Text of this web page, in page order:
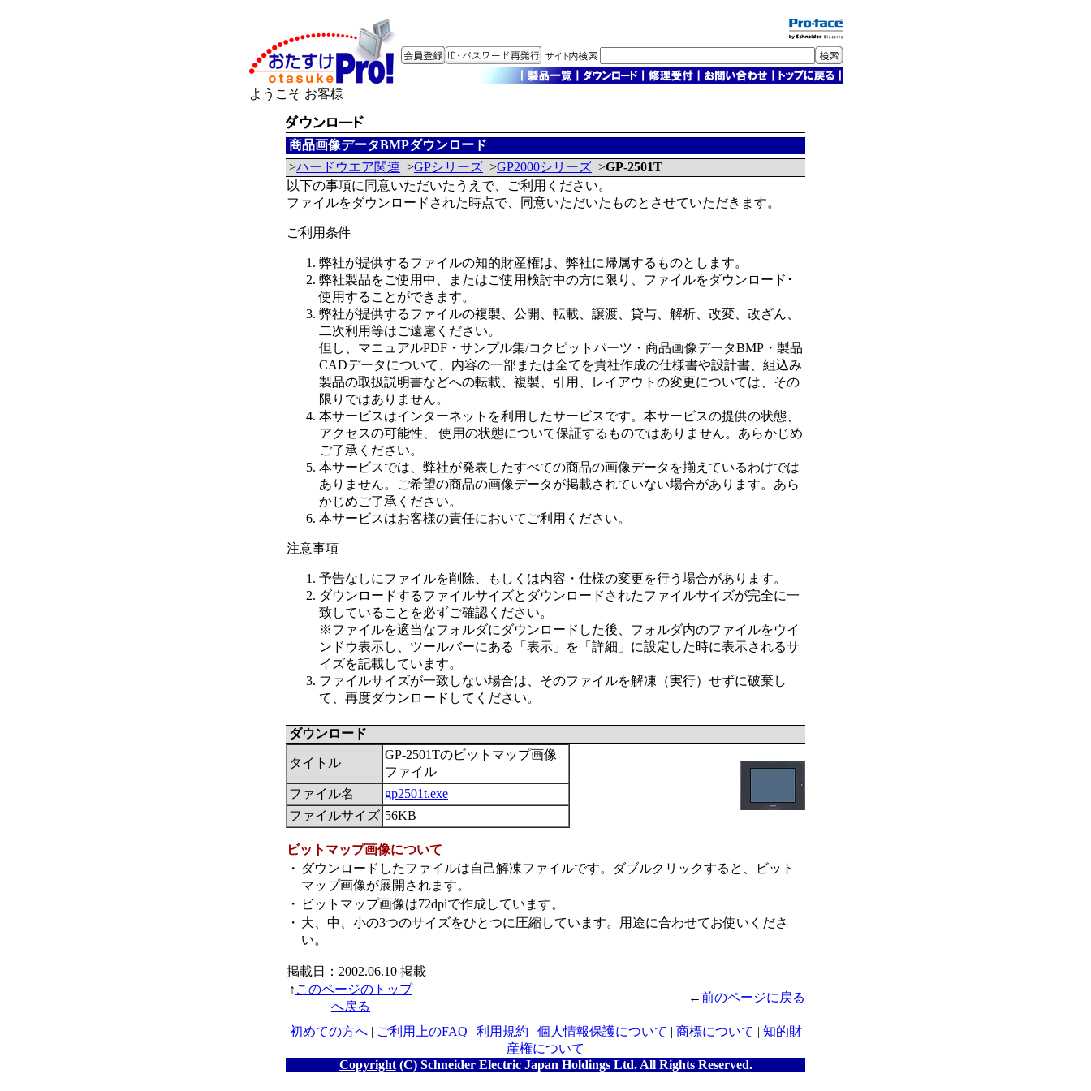
ようこそ お客様
商品画像データBMPダウンロード
>ハードウエア関連 >GPシリーズ >GP2000シリーズ >GP-2501T
以下の事項に同意いただいたうえで、ご利用ください。
ファイルをダウンロードされた時点で、同意いただいたものとさせていただきます。
ご利用条件
弊社が提供するファイルの知的財産権は、弊社に帰属するものとします。
弊社製品をご使用中、またはご使用検討中の方に限り、ファイルをダウンロード･
使用することができます。
弊社が提供するファイルの複製、公開、転載、譲渡、貸与、解析、改変、改ざん、
二次利用等はご遠慮ください。
但し、マニュアルPDF・サンプル集/コクピットパーツ・商品画像データBMP・製品
CADデータについて、内容の一部または全てを貴社作成の仕様書や設計書、組込み
製品の取扱説明書などへの転載、複製、引用、レイアウトの変更については、その
限りではありません。
本サービスはインターネットを利用したサービスです。本サービスの提供の状態、
アクセスの可能性、 使用の状態について保証するものではありません。あらかじめ
ご了承ください。
本サービスでは、弊社が発表したすべての商品の画像データを揃えているわけでは
ありません。ご希望の商品の画像データが掲載されていない場合があります。あら
かじめご了承ください。
本サービスはお客様の責任においてご利用ください。
注意事項
予告なしにファイルを削除、もしくは内容・仕様の変更を行う場合があります。
ダウンロードするファイルサイズとダウンロードされたファイルサイズが完全に一
致していることを必ずご確認ください。
※ファイルを適当なフォルダにダウンロードした後、フォルダ内のファイルをウイ
ンドウ表示し、ツールバーにある「表示」を「詳細」に設定した時に表示されるサ
イズを記載しています。
ファイルサイズが一致しない場合は、そのファイルを解凍（実行）せずに破棄し
て、再度ダウンロードしてください。
ダウンロード
タイトル
GP-2501Tのビットマップ画像
ファイル
ファイル名
gp2501t.exe
ファイルサイズ 56KB
ビットマップ画像について
・ ダウンロードしたファイルは自己解凍ファイルです。ダブルクリックすると、ビット
マップ画像が展開されます。
・
ビットマップ画像は72dpiで作成しています。
・ 大、中、小の3つのサイズをひとつに圧縮しています。用途に合わせてお使いくださ
い。
掲載日：2002.06.10 掲載
↑ このページのトップ
へ戻る
←前のページに戻る
初めての方へ| ご利用上のFAQ | 利用規約 | 個人情報保護について | 商標について | 知的財
産権について
Copyright(C) Schneider Electric Japan Holdings Ltd. All Rights Reserved.